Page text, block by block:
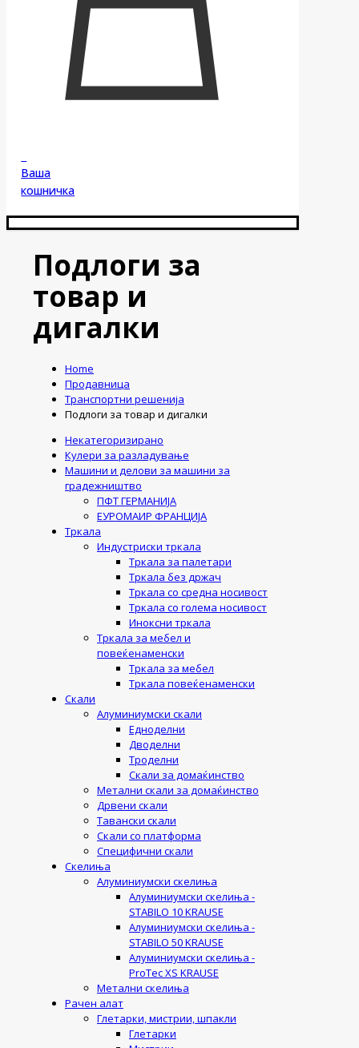
Ваша
кошничка
Подлоги за
товар и
дигалки
Home
Продавница
Транспортни решенија
Подлоги за товар и дигалки
Некатегоризирано
Кулери за разладување
Машини и делови за машини за
градежништво
ПФТ ГЕРМАНИЈА
ЕУРОМАИР ФРАНЦИЈА
Тркала
Индустриски тркала
Тркала за палетари
Тркала без држач
Тркала со средна носивост
Тркала со голема носивост
Иноксни тркала
Тркала за мебел и
повеќенаменски
Тркала за мебел
Тркала повеќенаменски
Скали
Алуминиумски скали
Едноделни
Дводелни
Троделни
Скали за домаќинство
Метални скали за домаќинство
Дрвени скали
Тавански скали
Скали со платформа
Специфични скали
Скелиња
Алуминиумски скелиња
Алуминиумски скелиња -
STABILO 10 KRAUSE
Алуминиумски скелиња -
STABILO 50 KRAUSE
Алуминиумски скелиња -
ProTec XS KRAUSE
Метални скелиња
Рачен алат
Глетарки, мистрии, шпакли
Глетарки